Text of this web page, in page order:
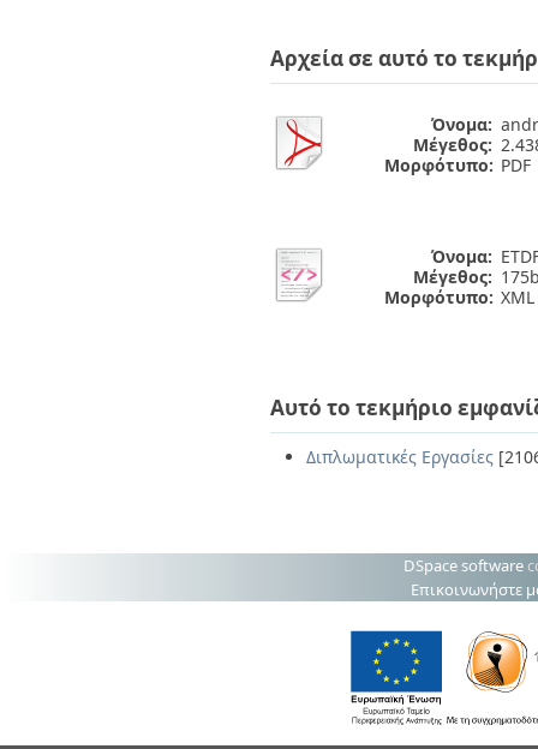
Αρχεία σε αυτό το
Όνομα:
Μέγεθος:
Μορφότυπο: PDF
Όνομα:
Μέγεθος:
Μορφότυπο: XML
Αυτό το τεκμήριο
Διπλωματικές Εργασίες
DSpace software
Επικοινωνήστε